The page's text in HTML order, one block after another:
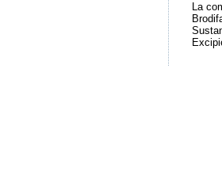
La